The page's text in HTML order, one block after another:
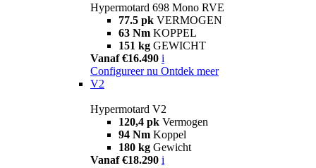
Hypermotard 698 Mono RVE
77.5 pk VERMOGEN
63 Nm KOPPEL
151 kg GEWICHT
Vanaf €16.490 i
Configureer nu Ontdek meer
V2
Hypermotard V2
120,4 pk Vermogen
94 Nm Koppel
180 kg Gewicht
Vanaf €18.290 i